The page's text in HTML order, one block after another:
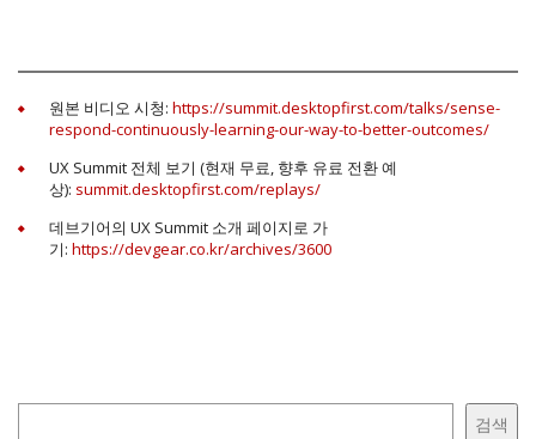
원본 비디오 시청: https://summit.desktopfirst.com/talks/sense-
respond-continuously-learning-our-way-to-better-outcomes/
UX Summit 전체 보기 (현재 무료, 향후 유료 전환 예
상): summit.desktopfirst.com/replays/
데브기어의 UX Summit 소개 페이지로 가
기: https://devgear.co.kr/archives/3600
검색